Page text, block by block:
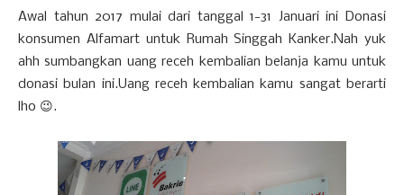
Awal tahun 2017 mulai dari tanggal 1-31 Januari ini Donasi
konsumen Alfamart untuk Rumah Singgah Kanker.Nah yuk
ahh sumbangkan uang receh kembalian belanja kamu untuk
donasi bulan ini.Uang receh kembalian kamu sangat berarti
lho 😉.